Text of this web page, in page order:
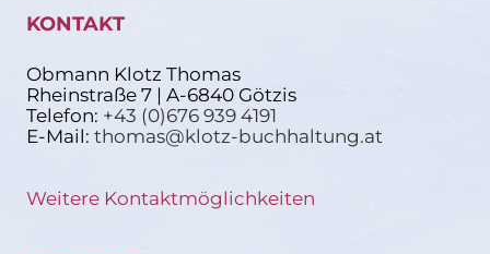
KONTAKT
Obmann Klotz Thomas
Rheinstraße 7 | A-6840 Götzis
Telefon: +43 (0)676 939 4191
E-Mail: thomas@klotz-buchhaltung.at
Weitere Kontaktmöglichkeiten